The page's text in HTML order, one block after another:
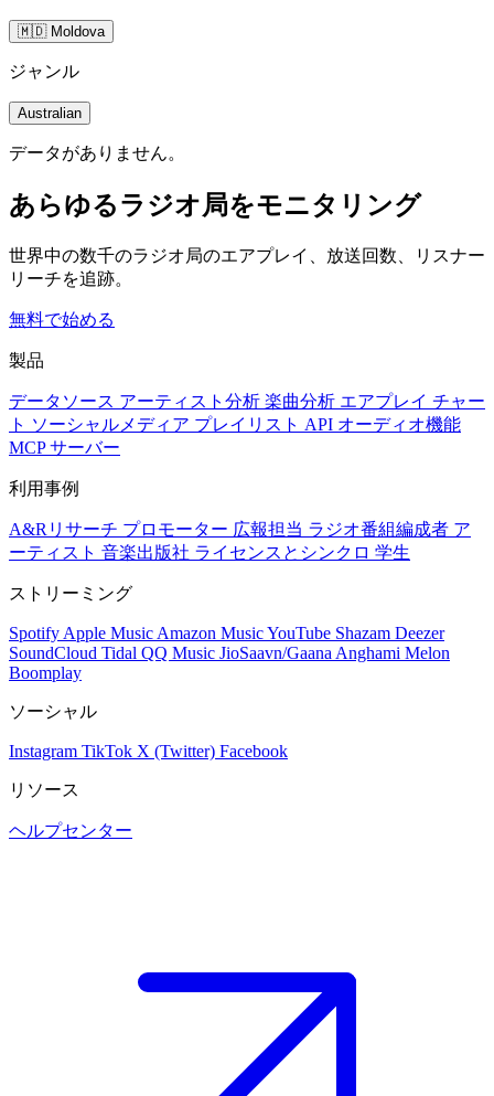
🇲🇩 Moldova
ジャンル
Australian
データがありません。
あらゆるラジオ局をモニタリング
世界中の数千のラジオ局のエアプレイ、放送回数、リスナー
リーチを追跡。
無料で始める
製品
データソース アーティスト分析 楽曲分析 エアプレイ チャー
ト ソーシャルメディア プレイリスト API オーディオ機能
MCP サーバー
利用事例
A&Rリサーチ プロモーター 広報担当 ラジオ番組編成者 ア
ーティスト 音楽出版社 ライセンスとシンクロ 学生
ストリーミング
Spotify Apple Music Amazon MusicYouTube Shazam Deezer
SoundCloud Tidal QQ Music JioSaavn/Gaana Anghami Melon
Boomplay
ソーシャル
Instagram TikTok X (Twitter) Facebook
リソース
ヘルプセンター